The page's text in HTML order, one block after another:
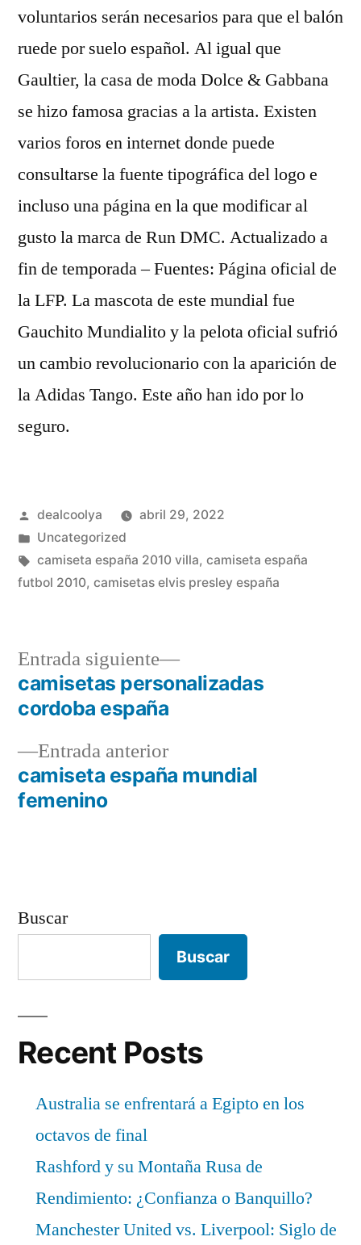
voluntarios serán necesarios para que el balón
ruede por suelo español. Al igual que
Gaultier, la casa de moda Dolce & Gabbana
se hizo famosa gracias a la artista. Existen
varios foros en internet donde puede
consultarse la fuente tipográfica del logo e
incluso una página en la que modificar al
gusto la marca de Run DMC. Actualizado a
fin de temporada – Fuentes: Página oficial de
la LFP. La mascota de este mundial fue
Gauchito Mundialito y la pelota oficial sufrió
un cambio revolucionario con la aparición de
la Adidas Tango. Este año han ido por lo
seguro.
Publicado
por
dealcoolya
abril 29, 2022
Publicado
en
Uncategorized
Etiquetas:
camiseta españa 2010 villa, camiseta españa
futbol 2010, camisetas elvis presley españa
Navegación
entradas
Entrada anteriorEntrada
anterior:
camiseta españa mundial
femenino
Entrada siguiente
Entrada
siguiente:
camisetas personalizadas
cordoba españa
Buscar
Buscar
Recent Posts
Australia se enfrentará a Egipto en los
octavos de final
Rashford y su Montaña Rusa de
Rendimiento: ¿Confianza o Banquillo?
Manchester United vs. Liverpool: Siglo de